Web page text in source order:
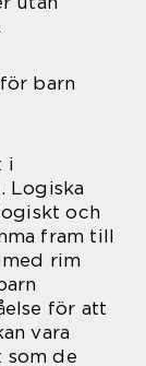
barn
i
Logiska
och
fram till
rim
för att
vara
som de